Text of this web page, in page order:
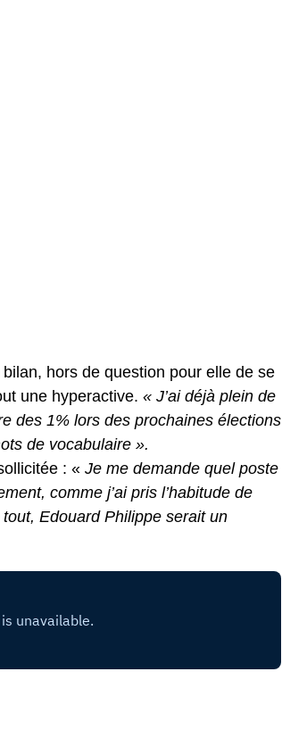
hors de question pour elle de se
une hyperactive. « J’ai déjà plein de
des 1% lors des prochaines élections
de vocabulaire ».
: « Je me demande quel poste
comme j’ai pris l’habitude de
Edouard Philippe serait un